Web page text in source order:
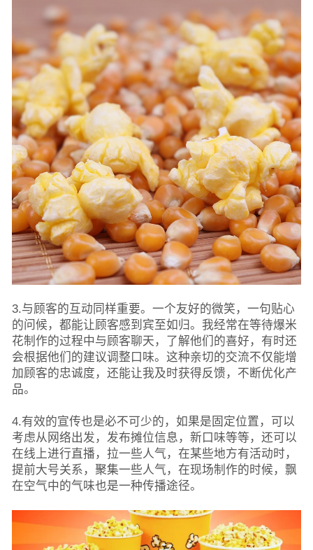
3.与顾客的互动同样重要。一个友好的微笑，一句贴心
的问候，都能让顾客感到宾至如归。我经常在等待爆米
花制作的过程中与顾客聊天，了解他们的喜好，有时还
会根据他们的建议调整口味。这种亲切的交流不仅能增
加顾客的忠诚度，还能让我及时获得反馈，不断优化产
品。
4.有效的宣传也是必不可少的，如果是固定位置，可以
考虑从网络出发，发布摊位信息，新口味等等，还可以
在线上进行直播，拉一些人气，在某些地方有活动时，
提前大号关系，聚集一些人气，在现场制作的时候，飘
在空气中的气味也是一种传播途径。